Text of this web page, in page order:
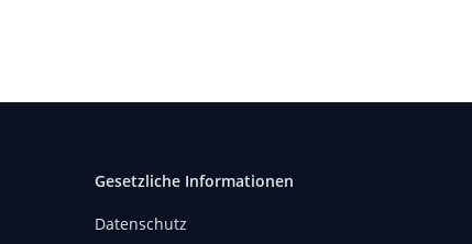
Gesetzliche Informationen
Datenschutz